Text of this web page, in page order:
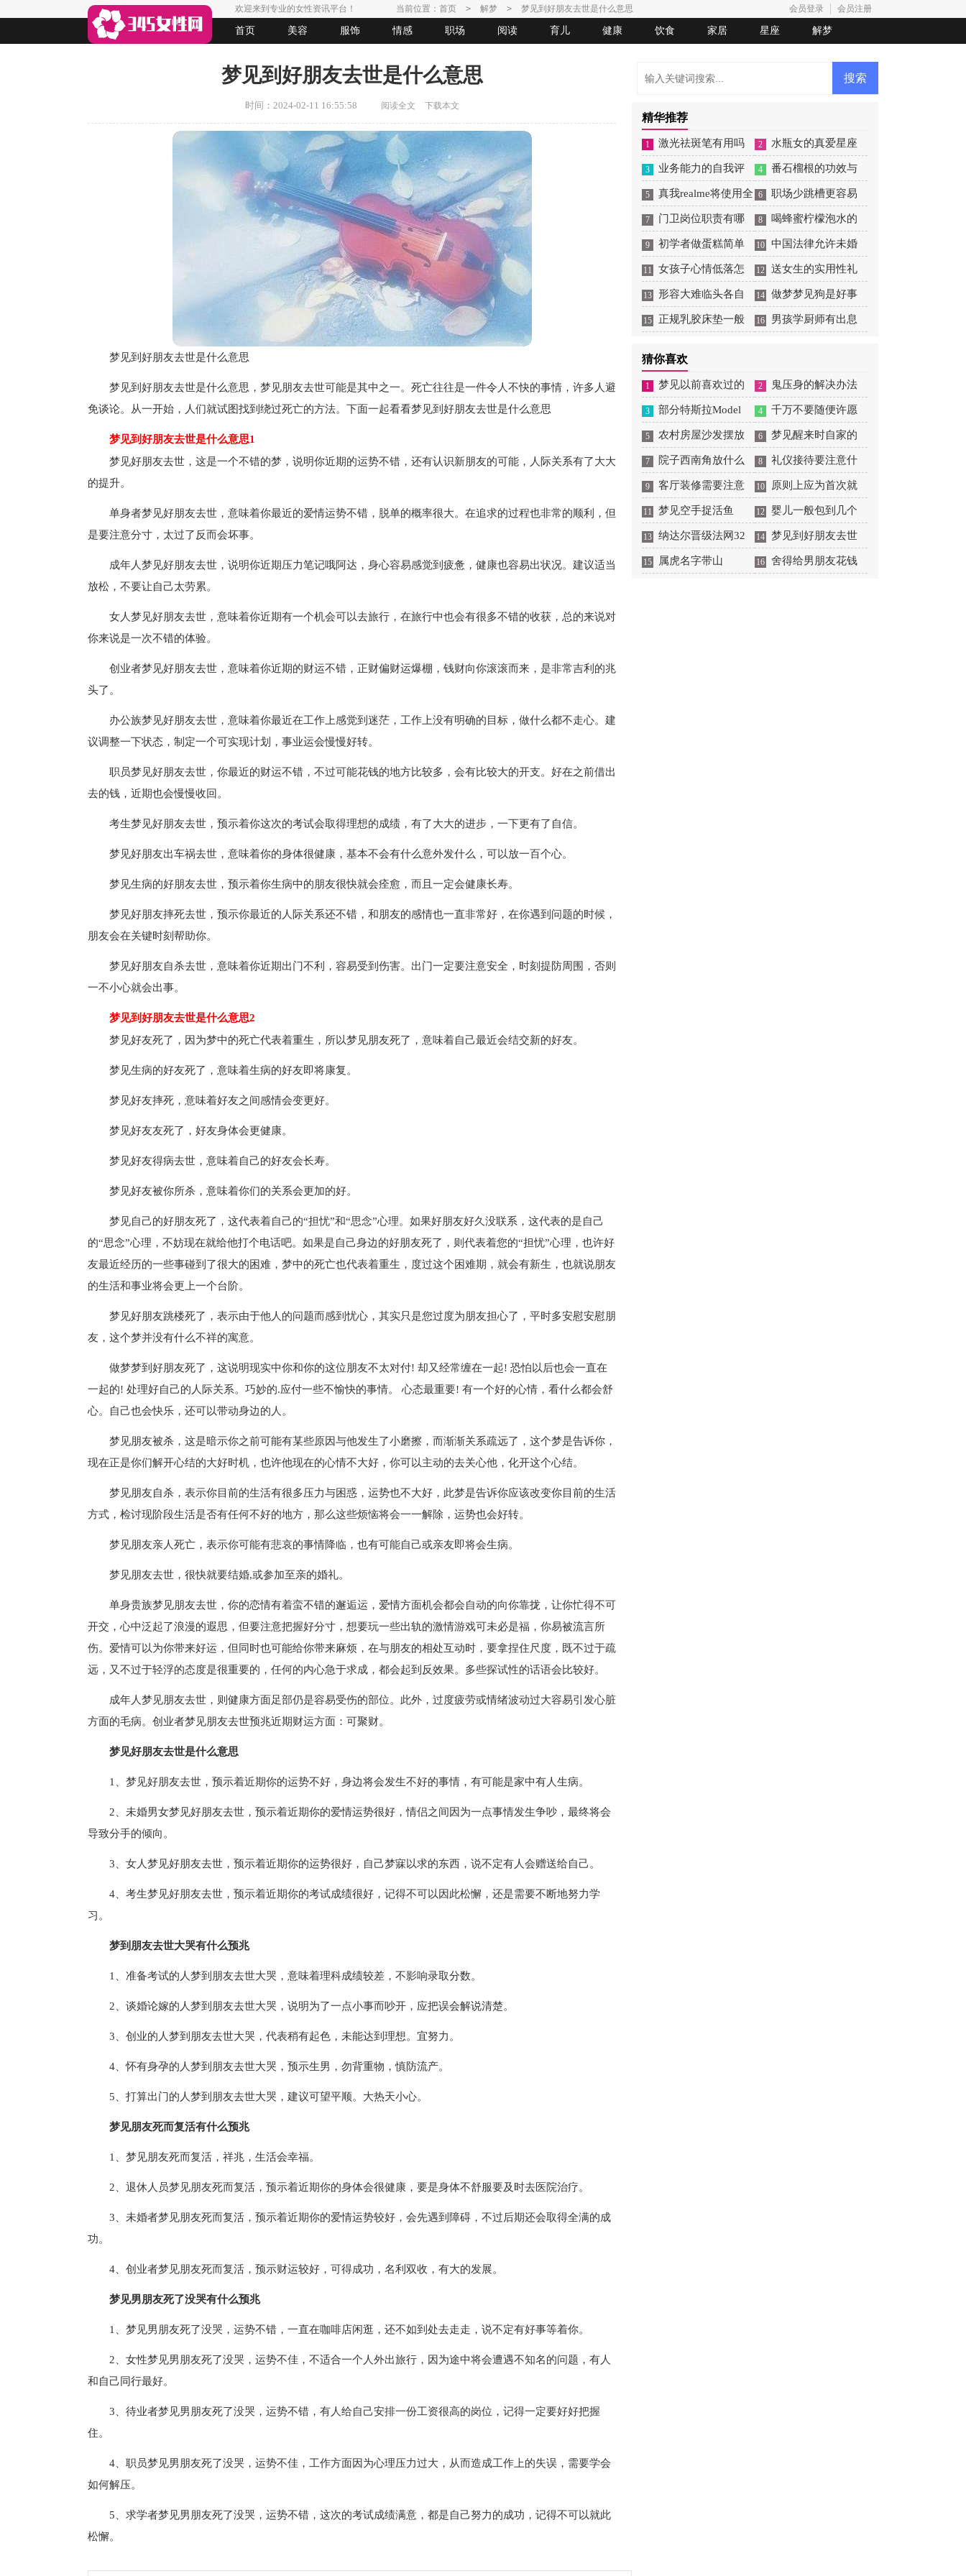
欢迎来到专业的女性资讯平台！ 会员登录 会员注册
首页 美容 服饰 情感 职场 阅读 育儿 健康 饮食 家居 星座 解梦
当前位置：首页 > 解梦 > 梦见到好朋友去世是什么意思
梦见到好朋友去世是什么意思
时间：2024-02-11 16:55:58 阅读全文 下载本文
梦见到好朋友去世是什么意思
梦见到好朋友去世是什么意思，梦见朋友去世可能是其中之一。死亡往往是一件令人不快的事情，许多人避
免谈论。从一开始，人们就试图找到绕过死亡的方法。下面一起看看梦见到好朋友去世是什么意思
梦见到好朋友去世是什么意思1
梦见好朋友去世，这是一个不错的梦，说明你近期的运势不错，还有认识新朋友的可能，人际关系有了大大
的提升。
单身者梦见好朋友去世，意味着你最近的爱情运势不错，脱单的概率很大。在追求的过程也非常的顺利，但
是要注意分寸，太过了反而会坏事。
成年人梦见好朋友去世，说明你近期压力笔记哦阿达，身心容易感觉到疲惫，健康也容易出状况。建议适当
放松，不要让自己太劳累。
女人梦见好朋友去世，意味着你近期有一个机会可以去旅行，在旅行中也会有很多不错的收获，总的来说对
你来说是一次不错的体验。
创业者梦见好朋友去世，意味着你近期的财运不错，正财偏财运爆棚，钱财向你滚滚而来，是非常吉利的兆
头了。
办公族梦见好朋友去世，意味着你最近在工作上感觉到迷茫，工作上没有明确的目标，做什么都不走心。建
议调整一下状态，制定一个可实现计划，事业运会慢慢好转。
职员梦见好朋友去世，你最近的财运不错，不过可能花钱的地方比较多，会有比较大的开支。好在之前借出
去的钱，近期也会慢慢收回。
考生梦见好朋友去世，预示着你这次的考试会取得理想的成绩，有了大大的进步，一下更有了自信。
梦见好朋友出车祸去世，意味着你的身体很健康，基本不会有什么意外发什么，可以放一百个心。
梦见生病的好朋友去世，预示着你生病中的朋友很快就会痊愈，而且一定会健康长寿。
梦见好朋友摔死去世，预示你最近的人际关系还不错，和朋友的感情也一直非常好，在你遇到问题的时候，
朋友会在关键时刻帮助你。
梦见好朋友自杀去世，意味着你近期出门不利，容易受到伤害。出门一定要注意安全，时刻提防周围，否则
一不小心就会出事。
梦见到好朋友去世是什么意思2
梦见好友死了，因为梦中的死亡代表着重生，所以梦见朋友死了，意味着自己最近会结交新的好友。
梦见生病的好友死了，意味着生病的好友即将康复。
梦见好友摔死，意味着好友之间感情会变更好。
梦见好友友死了，好友身体会更健康。
梦见好友得病去世，意味着自己的好友会长寿。
梦见好友被你所杀，意味着你们的关系会更加的好。
梦见自己的好朋友死了，这代表着自己的“担忧”和“思念”心理。如果好朋友好久没联系，这代表的是自己
的“思念”心理，不妨现在就给他打个电话吧。如果是自己身边的好朋友死了，则代表着您的“担忧”心理，也许好
友最近经历的一些事碰到了很大的困难，梦中的死亡也代表着重生，度过这个困难期，就会有新生，也就说朋友
的生活和事业将会更上一个台阶。
梦见好朋友跳楼死了，表示由于他人的问题而感到忧心，其实只是您过度为朋友担心了，平时多安慰安慰朋
友，这个梦并没有什么不祥的寓意。
做梦梦到好朋友死了，这说明现实中你和你的这位朋友不太对付! 却又经常缠在一起! 恐怕以后也会一直在
一起的! 处理好自己的人际关系。巧妙的.应付一些不愉快的事情。 心态最重要! 有一个好的心情，看什么都会舒
心。自己也会快乐，还可以带动身边的人。
梦见朋友被杀，这是暗示你之前可能有某些原因与他发生了小磨擦，而渐渐关系疏远了，这个梦是告诉你，
现在正是你们解开心结的大好时机，也许他现在的心情不大好，你可以主动的去关心他，化开这个心结。
梦见朋友自杀，表示你目前的生活有很多压力与困惑，运势也不大好，此梦是告诉你应该改变你目前的生活
方式，检讨现阶段生活是否有任何不好的地方，那么这些烦恼将会一一解除，运势也会好转。
梦见朋友亲人死亡，表示你可能有悲哀的事情降临，也有可能自己或亲友即将会生病。
梦见朋友去世，很快就要结婚,或参加至亲的婚礼。
单身贵族梦见朋友去世，你的恋情有着蛮不错的邂逅运，爱情方面机会都会自动的向你靠拢，让你忙得不可
开交，心中泛起了浪漫的遐思，但要注意把握好分寸，想要玩一些出轨的激情游戏可未必是福，你易被流言所
伤。爱情可以为你带来好运，但同时也可能给你带来麻烦，在与朋友的相处互动时，要拿捏住尺度，既不过于疏
远，又不过于轻浮的态度是很重要的，任何的内心急于求成，都会起到反效果。多些探试性的话语会比较好。
成年人梦见朋友去世，则健康方面足部仍是容易受伤的部位。此外，过度疲劳或情绪波动过大容易引发心脏
方面的毛病。创业者梦见朋友去世预兆近期财运方面：可聚财。
梦见好朋友去世是什么意思
1、梦见好朋友去世，预示着近期你的运势不好，身边将会发生不好的事情，有可能是家中有人生病。
2、未婚男女梦见好朋友去世，预示着近期你的爱情运势很好，情侣之间因为一点事情发生争吵，最终将会
导致分手的倾向。
3、女人梦见好朋友去世，预示着近期你的运势很好，自己梦寐以求的东西，说不定有人会赠送给自己。
4、考生梦见好朋友去世，预示着近期你的考试成绩很好，记得不可以因此松懈，还是需要不断地努力学
习。
梦到朋友去世大哭有什么预兆
1、准备考试的人梦到朋友去世大哭，意味着理科成绩较差，不影响录取分数。
2、谈婚论嫁的人梦到朋友去世大哭，说明为了一点小事而吵开，应把误会解说清楚。
3、创业的人梦到朋友去世大哭，代表稍有起色，未能达到理想。宜努力。
4、怀有身孕的人梦到朋友去世大哭，预示生男，勿背重物，慎防流产。
5、打算出门的人梦到朋友去世大哭，建议可望平顺。大热天小心。
梦见朋友死而复活有什么预兆
1、梦见朋友死而复活，祥兆，生活会幸福。
2、退休人员梦见朋友死而复活，预示着近期你的身体会很健康，要是身体不舒服要及时去医院治疗。
3、未婚者梦见朋友死而复活，预示着近期你的爱情运势较好，会先遇到障碍，不过后期还会取得全满的成
功。
4、创业者梦见朋友死而复活，预示财运较好，可得成功，名利双收，有大的发展。
梦见男朋友死了没哭有什么预兆
1、梦见男朋友死了没哭，运势不错，一直在咖啡店闲逛，还不如到处去走走，说不定有好事等着你。
2、女性梦见男朋友死了没哭，运势不佳，不适合一个人外出旅行，因为途中将会遭遇不知名的问题，有人
和自己同行最好。
3、待业者梦见男朋友死了没哭，运势不错，有人给自己安排一份工资很高的岗位，记得一定要好好把握
住。
4、职员梦见男朋友死了没哭，运势不佳，工作方面因为心理压力过大，从而造成工作上的失误，需要学会
如何解压。
5、求学者梦见男朋友死了没哭，运势不错，这次的考试成绩满意，都是自己努力的成功，记得不可以就此
松懈。
精华推荐
1 激光祛斑笔有用吗 2 水瓶女的真爱星座
3 业务能力的自我评
价
4 番石榴根的功效与
作用
5 真我realme将使用全
新Logo
6 职场少跳槽更容易
收获成功
7 门卫岗位职责有哪
些
8 喝蜂蜜柠檬泡水的
功效和好处
9 初学者做蛋糕简单
操作
10 中国法律允许未婚
生子吗
11 女孩子心情低落怎
么哄
12 送女生的实用性礼
物
13 形容大难临头各自
飞的词
14 做梦梦见狗是好事
还是坏事
15 正规乳胶床垫一般 16 男孩学厨师有出息
猜你喜欢
1 梦见以前喜欢过的
男生喜欢自己
2 鬼压身的解决办法
3 部分特斯拉Model
3/Y因缺少零件无法正
常向车主交付
4 千万不要随便许愿
5 农村房屋沙发摆放
位置
6 梦见醒来时自家的
入户门开着
7 院子西南角放什么
旺财
8 礼仪接待要注意什
么
9 客厅装修需要注意
哪些风水
10 原则上应为首次就
业
11 梦见空手捉活鱼 12 婴儿一般包到几个
月
13 纳达尔晋级法网32
强，实现大满贯300胜
14 梦见到好朋友去世
是什么意思
15 属虎名字带山 16 舍得给男朋友花钱